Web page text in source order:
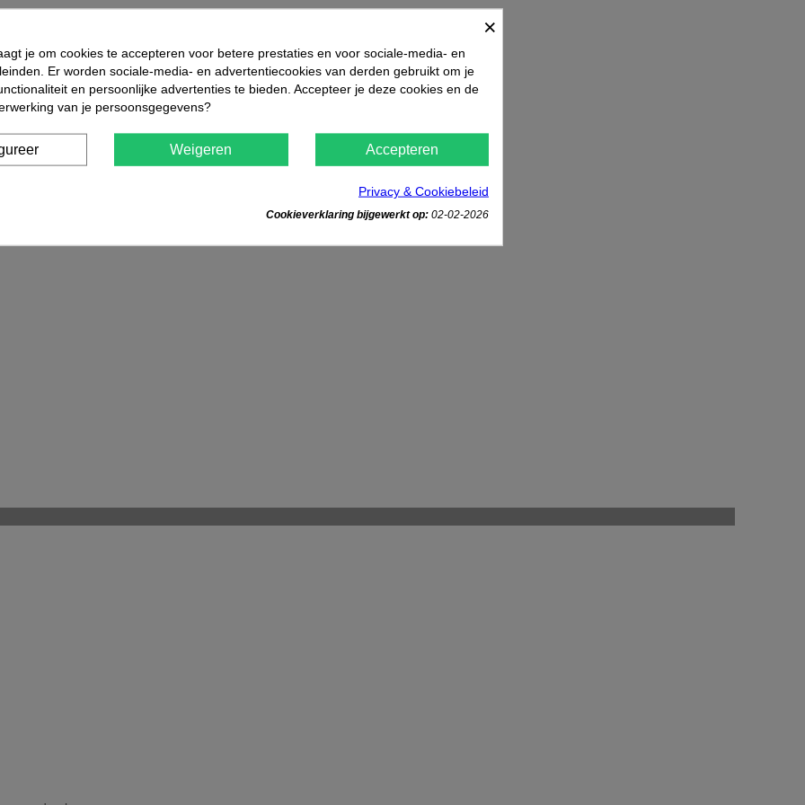
×
je om cookies te accepteren voor betere prestaties en voor sociale-media- en
Er worden sociale-media- en advertentiecookies van derden gebruikt om je
en persoonlijke advertenties te bieden. Accepteer je deze cookies en de
van je persoonsgegevens?
Weigeren Accepteren
Privacy & Cookiebeleid
Cookieverklaring bijgewerkt op: 02-02-2026